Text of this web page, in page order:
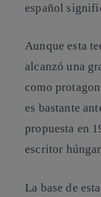
español
Aunque esta
alcanzó una
como
es bastante
propuesta en
escritor
La base de